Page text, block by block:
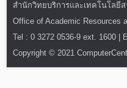
สำนักวิทยบริการและเทคโนโลยี
Office of Academic Resources
Tel : 0 3272 0536-9 ext. 1600 |
Copyright © 2021